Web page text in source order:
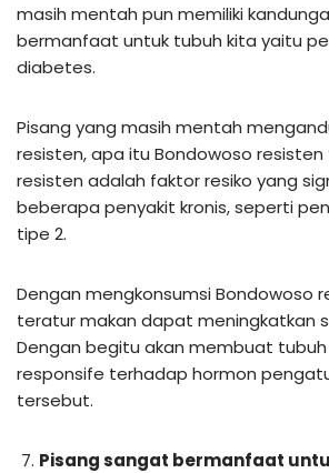
masih mentah pun memiliki
bermanfaat untuk tubuh kita yaitu
diabetes.
Pisang yang masih mentah
resisten, apa itu Bondowoso resisten
resisten adalah faktor resiko yang
beberapa penyakit kronis, seperti
tipe 2.
Dengan mengkonsumsi Bondowoso
teratur makan dapat meningkatkan
Dengan begitu akan membuat
responsife terhadap hormon
tersebut.
Pisang sangat bermanfaat